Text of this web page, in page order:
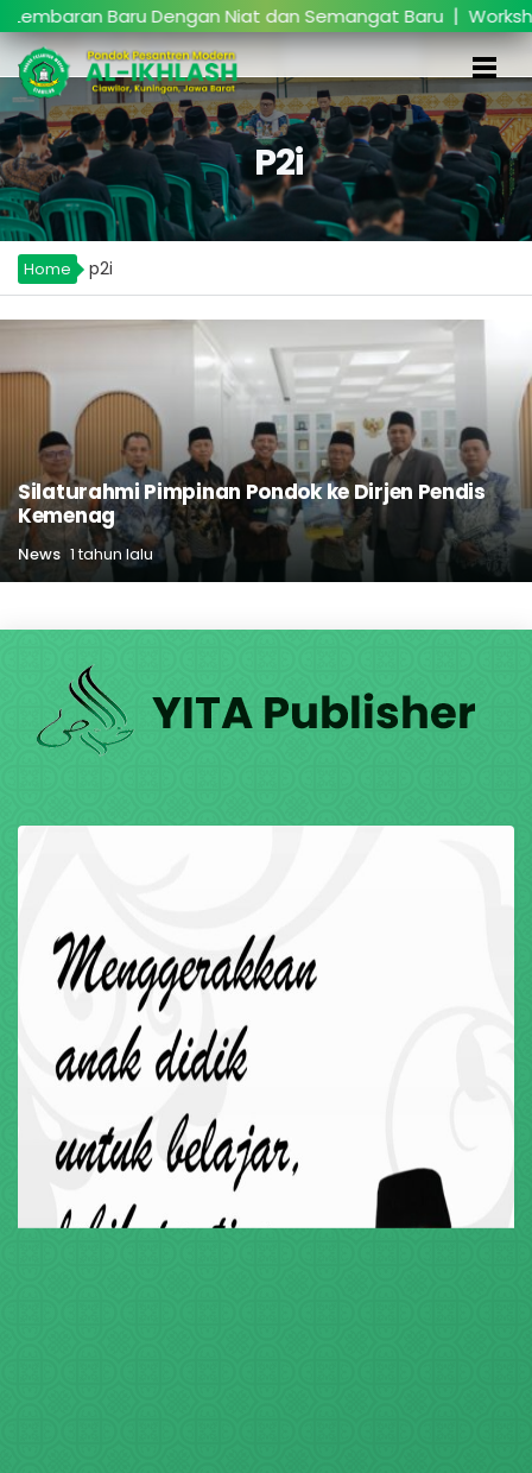
Baru Dengan Niat dan Semangat Baru|Workshop
P2i
Home p2i
Silaturahmi Pimpinan Pondok ke Dirjen Pendis
Kemenag
News 1 tahun lalu